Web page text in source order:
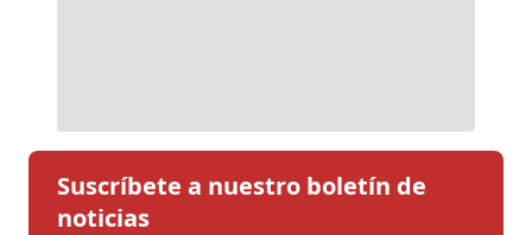
Suscríbete a nuestro boletín de
noticias